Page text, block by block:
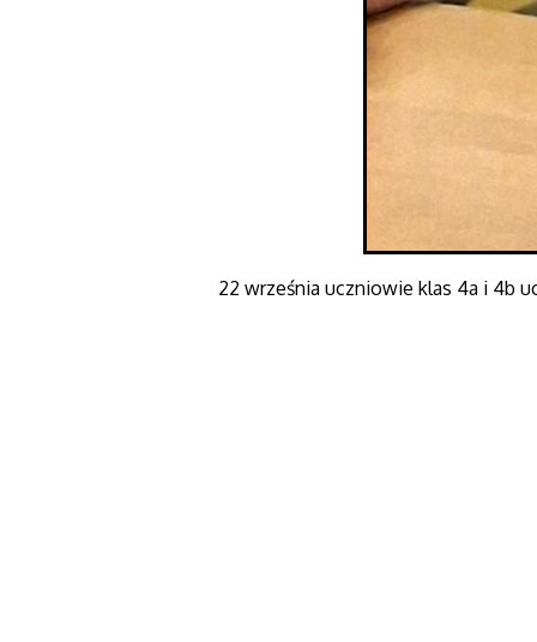
22 września uczniowie klas 4a i 4b